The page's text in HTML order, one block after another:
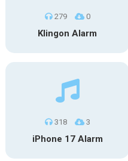
279 0
Klingon Alarm
318 3
iPhone 17 Alarm